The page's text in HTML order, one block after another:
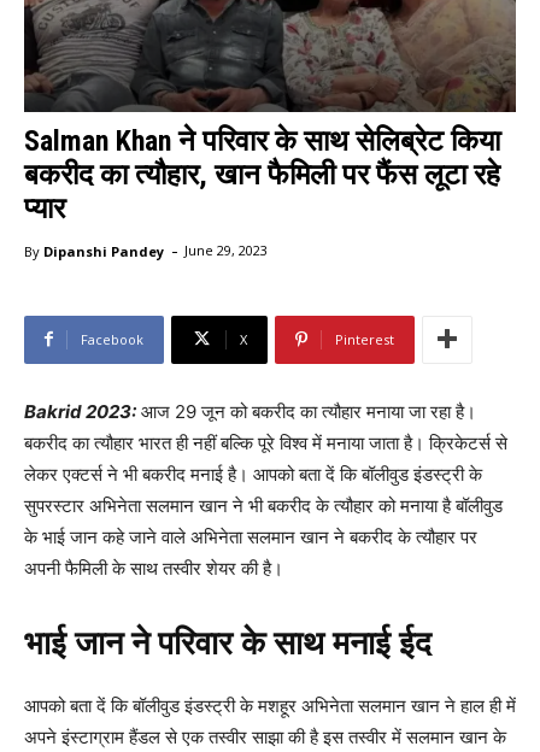
Salman Khan ने परिवार के साथ सेलिब्रेट किया
बकरीद का त्यौहार, खान फैमिली पर फैंस लूटा रहे
प्यार
By Dipanshi Pandey - June 29, 2023
Facebook X Pinterest
Bakrid 2023: आज 29 जून को बकरीद का त्यौहार मनाया जा रहा है।
बकरीद का त्यौहार भारत ही नहीं बल्कि पूरे विश्व में मनाया जाता है। क्रिकेटर्स से
लेकर एक्टर्स ने भी बकरीद मनाई है। आपको बता दें कि बॉलीवुड इंडस्ट्री के
सुपरस्टार अभिनेता सलमान खान ने भी बकरीद के त्यौहार को मनाया है बॉलीवुड
के भाई जान कहे जाने वाले अभिनेता सलमान खान ने बकरीद के त्यौहार पर
अपनी फैमिली के साथ तस्वीर शेयर की है।
भाई जान ने परिवार के साथ मनाई ईद
आपको बता दें कि बॉलीवुड इंडस्ट्री के मशहूर अभिनेता सलमान खान ने हाल ही में
अपने इंस्टाग्राम हैंडल से एक तस्वीर साझा की है इस तस्वीर में सलमान खान के